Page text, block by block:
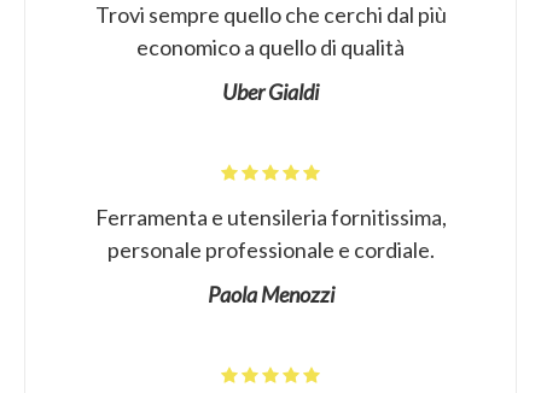
Trovi sempre quello che cerchi dal più
economico a quello di qualità
Uber Gialdi
Ferramenta e utensileria fornitissima,
personale professionale e cordiale.
Paola Menozzi